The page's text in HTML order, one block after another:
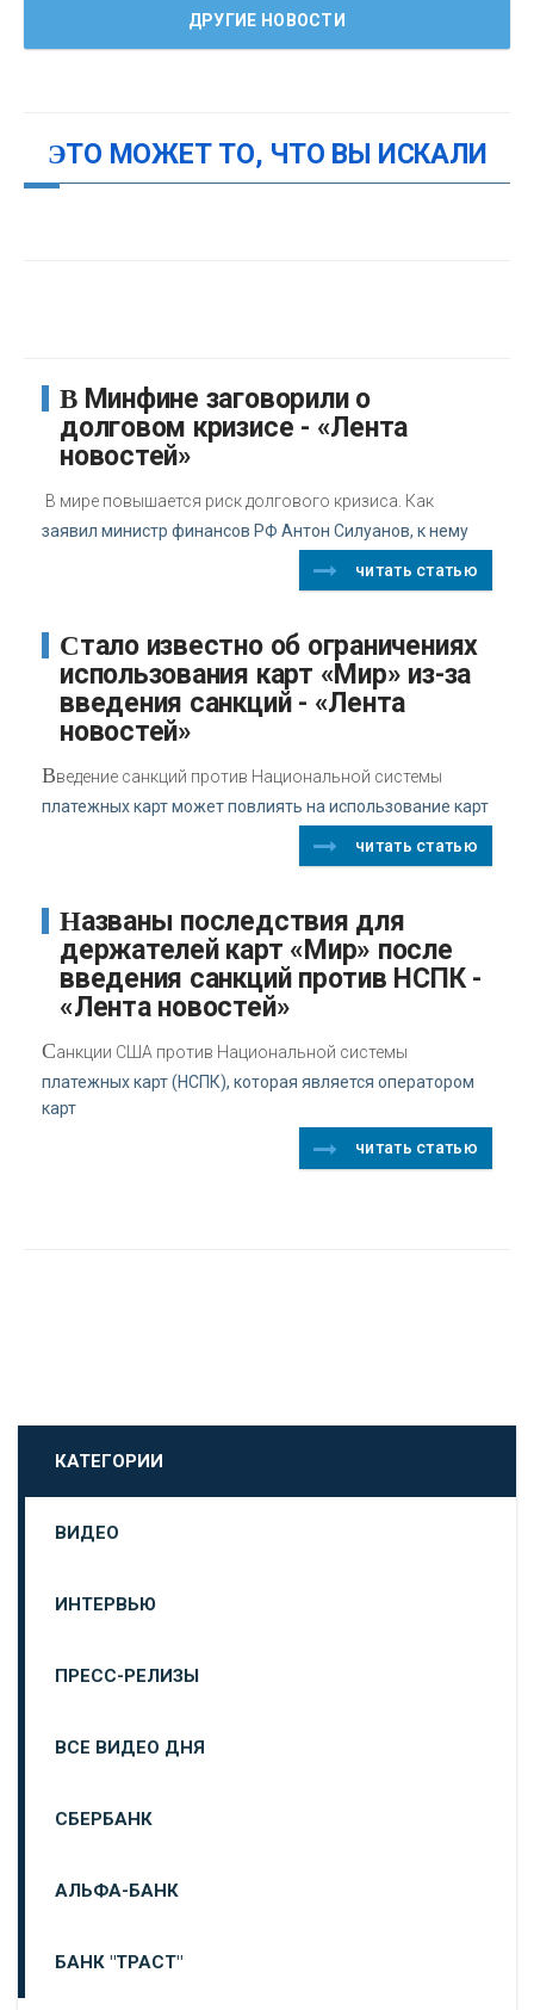
ДРУГИЕ НОВОСТИ
ЭТО МОЖЕТ ТО, ЧТО ВЫ ИСКАЛИ
В Минфине заговорили о
долговом кризисе - «Лента
новостей»
В мире повышается риск долгового кризиса. Как
заявил министр финансов РФ Антон Силуанов, к нему
читать статью
Стало известно об ограничениях
использования карт «Мир» из-за
введения санкций - «Лента
новостей»
Введение санкций против Национальной системы
платежных карт может повлиять на использование карт
читать статью
Названы последствия для
держателей карт «Мир» после
введения санкций против НСПК -
«Лента новостей»
Санкции США против Национальной системы
платежных карт (НСПК), которая является оператором
карт
читать статью
КАТЕГОРИИ
ВИДЕО
ИНТЕРВЬЮ
ПРЕСС-РЕЛИЗЫ
ВСЕ ВИДЕО ДНЯ
СБЕРБАНК
АЛЬФА-БАНК
БАНК "ТРАСТ"